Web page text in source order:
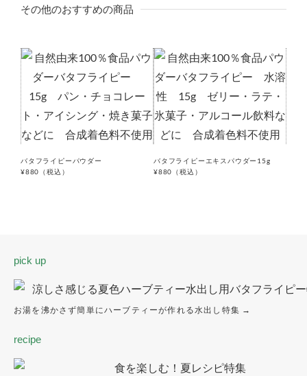
その他のおすすめの商品
バタフライピーパウダー
¥880 （税込）
バタフライピーエキスパウダー15g
¥880 （税込）
pick up
お湯を沸かさず簡単にハーブティーが作れる水出し特集 →
recipe